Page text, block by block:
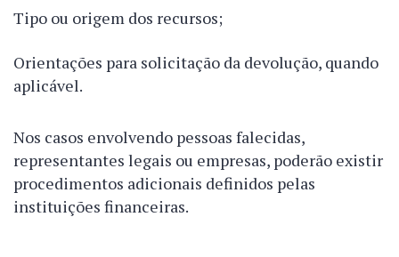
Tipo ou origem dos recursos;
Orientações para solicitação da devolução, quando
aplicável.
Nos casos envolvendo pessoas falecidas,
representantes legais ou empresas, poderão existir
procedimentos adicionais definidos pelas
instituições financeiras.